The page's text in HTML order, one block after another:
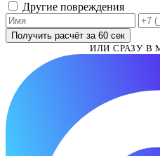
Другие повреждения
Получить расчёт за 60 сек
ИЛИ СРАЗУ В